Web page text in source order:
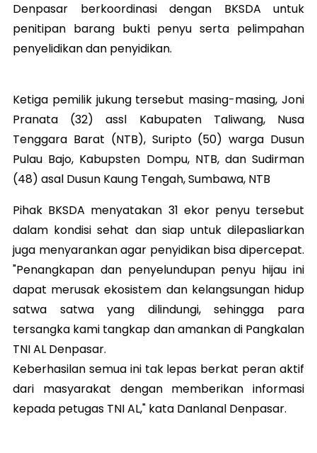
Denpasar berkoordinasi dengan BKSDA untuk
penitipan barang bukti penyu serta pelimpahan
penyelidikan dan penyidikan.
Ketiga pemilik jukung tersebut masing-masing, Joni
Pranata (32) assl Kabupaten Taliwang, Nusa
Tenggara Barat (NTB), Suripto (50) warga Dusun
Pulau Bajo, Kabupsten Dompu, NTB, dan Sudirman
(48) asal Dusun Kaung Tengah, Sumbawa, NTB
Pihak BKSDA menyatakan 31 ekor penyu tersebut
dalam kondisi sehat dan siap untuk dilepasliarkan
juga menyarankan agar penyidikan bisa dipercepat.
"Penangkapan dan penyelundupan penyu hijau ini
dapat merusak ekosistem dan kelangsungan hidup
satwa satwa yang dilindungi, sehingga para
tersangka kami tangkap dan amankan di Pangkalan
TNI AL Denpasar.
Keberhasilan semua ini tak lepas berkat peran aktif
dari masyarakat dengan memberikan informasi
kepada petugas TNI AL," kata Danlanal Denpasar.